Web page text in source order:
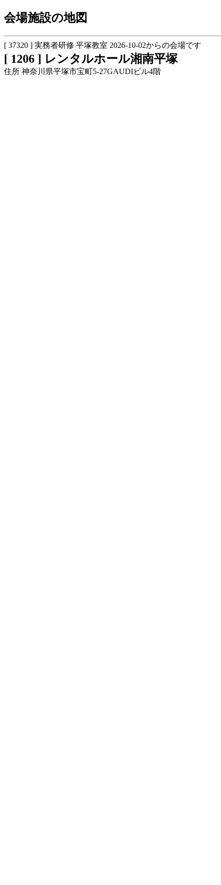
会場施設の地図
[ 37320 ] 実務者研修 平塚教室 2026-10-02からの会場です
[ 1206 ] レンタルホール湘南平塚
住所 神奈川県平塚市宝町5-27GAUDIビル4階